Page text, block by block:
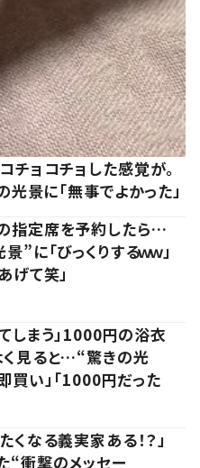
チョコチョした感覚が。
光景に「無事でよかった」
指定席を予約したら…
に「びっくりするｗｗ」
げて笑」
しまう」1000円の浴衣
く見ると…“驚きの光
買い」「1000円だった
くなる義実家ある！？」
“衝撃のメッセー